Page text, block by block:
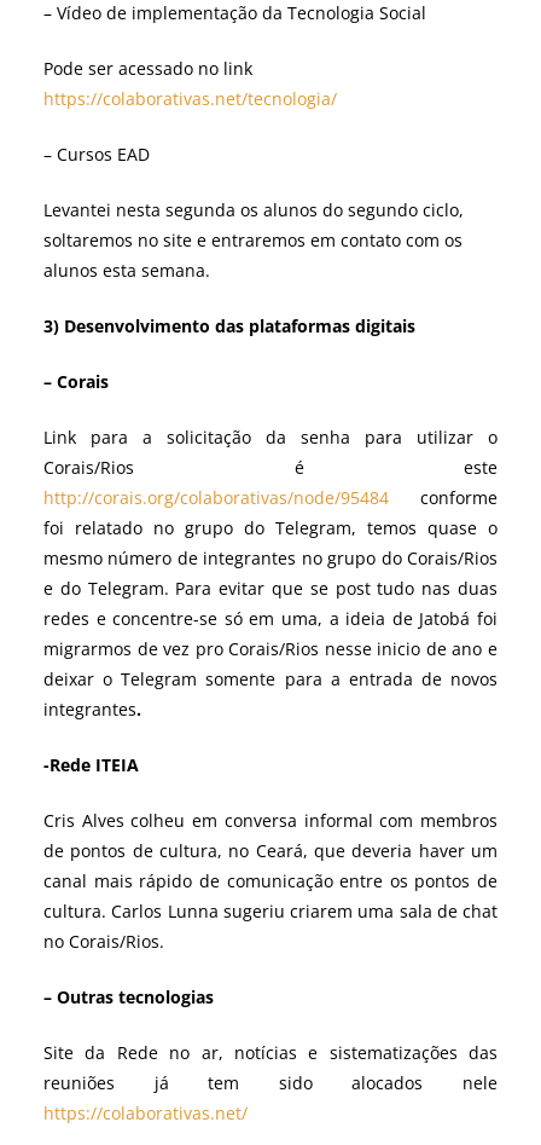
– Vídeo de implementação da Tecnologia Social
Pode ser acessado no link
https://colaborativas.net/tecnologia/
– Cursos EAD
Levantei nesta segunda os alunos do segundo ciclo,
soltaremos no site e entraremos em contato com os
alunos esta semana.
3) Desenvolvimento das plataformas digitais
– Corais
Link para a solicitação da senha para utilizar o
Corais/Rios é este
http://corais.org/colaborativas/node/95484 conforme
foi relatado no grupo do Telegram, temos quase o
mesmo número de integrantes no grupo do Corais/Rios
e do Telegram. Para evitar que se post tudo nas duas
redes e concentre-se só em uma, a ideia de Jatobá foi
migrarmos de vez pro Corais/Rios nesse inicio de ano e
deixar o Telegram somente para a entrada de novos
integrantes.
-Rede ITEIA
Cris Alves colheu em conversa informal com membros
de pontos de cultura, no Ceará, que deveria haver um
canal mais rápido de comunicação entre os pontos de
cultura. Carlos Lunna sugeriu criarem uma sala de chat
no Corais/Rios.
– Outras tecnologias
Site da Rede no ar, notícias e sistematizações das
reuniões já tem sido alocados nele
https://colaborativas.net/